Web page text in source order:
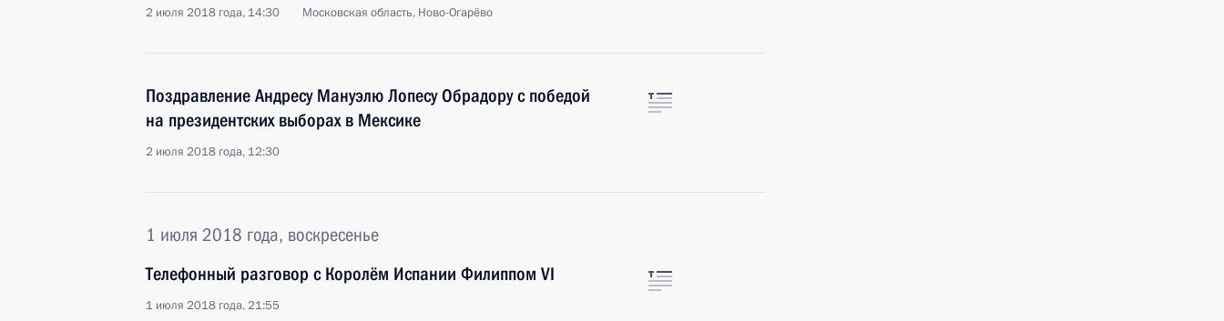
2 июля 2018 года, 14:30 Московская область, Ново-Огарёво
Поздравление Андресу Мануэлю Лопесу Обрадору с победой
на президентских выборах в Мексике
2 июля 2018 года, 12:30
1 июля 2018 года, воскресенье
Телефонный разговор с Королём Испании Филиппом VI
1 июля 2018 года, 21:55